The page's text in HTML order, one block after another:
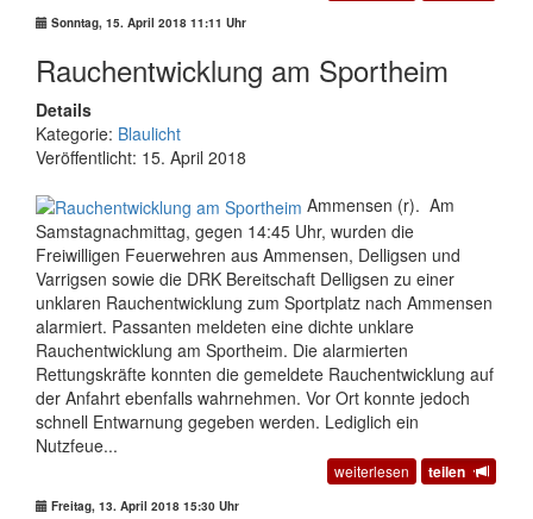
Sonntag, 15. April 2018 11:11 Uhr
Rauchentwicklung am Sportheim
Details
Kategorie: Blaulicht
Veröffentlicht: 15. April 2018
Ammensen (r). Am
Samstagnachmittag, gegen 14:45 Uhr, wurden die
Freiwilligen Feuerwehren aus Ammensen, Delligsen und
Varrigsen sowie die DRK Bereitschaft Delligsen zu einer
unklaren Rauchentwicklung zum Sportplatz nach Ammensen
alarmiert. Passanten meldeten eine dichte unklare
Rauchentwicklung am Sportheim. Die alarmierten
Rettungskräfte konnten die gemeldete Rauchentwicklung auf
der Anfahrt ebenfalls wahrnehmen. Vor Ort konnte jedoch
schnell Entwarnung gegeben werden. Lediglich ein
Nutzfeue...
weiterlesen teilen
Freitag, 13. April 2018 15:30 Uhr